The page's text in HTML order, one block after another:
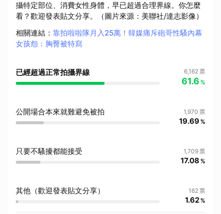
攝特定部位、消費女性身體，早已超過合理界線。你怎麼
看？歡迎發表貼文分享。（圖片來源：美聯社/達志影像）
相關連結 ： 靠拍啦啦隊月入25萬！韓媒痛斥砲哥性騷內幕
女孩怨：胸臀被特寫
已經超過正常拍攝界線 6,162 票
61.6 %
公開場合本來就難避免被拍 1,970 票
19.69 %
只要不騷擾都能接受 1,709 票
17.08 %
其他（歡迎發表貼文分享） 162 票
1.62 %